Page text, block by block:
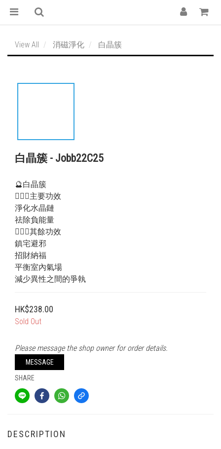
View All 消磁淨化 白晶簇
白晶簇 - Jobb22C25
🔮白晶簇
💁🏻‍♀️主要功效
淨化水晶鏈
祛除負能量
💁🏻‍♂️其餘功效
鎮宅避邪
招財納福
平衡室內氣場
減少異性之間的爭執
HK$238.00
Sold Out
Please message the shop owner for order details.
MESSAGE
SHARE
DESCRIPTION